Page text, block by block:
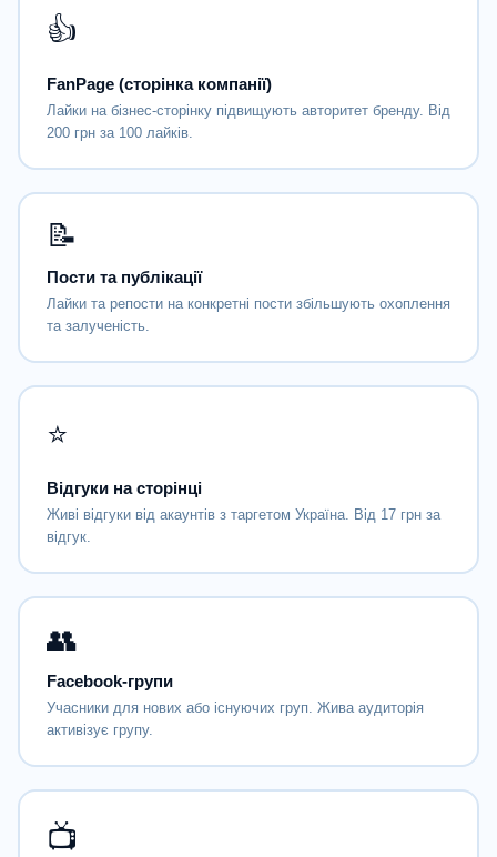
👍
FanPage (сторінка компанії)
Лайки на бізнес-сторінку підвищують авторитет бренду. Від
200 грн за 100 лайків.
📝
Пости та публікації
Лайки та репости на конкретні пости збільшують охоплення
та залученість.
⭐
Відгуки на сторінці
Живі відгуки від акаунтів з таргетом Україна. Від 17 грн за
відгук.
👥
Facebook-групи
Учасники для нових або існуючих груп. Жива аудиторія
активізує групу.
📺